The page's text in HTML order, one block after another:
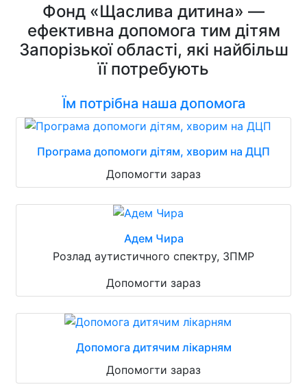
Фонд «Щаслива дитина» —
ефективна допомога тим дітям
Запорізької області, які найбільш
її потребують
Їм потрібна наша допомога
Програма допомоги дітям, хворим на ДЦП
Допомогти зараз
Адем Чира
Розлад аутистичного спектру, ЗПМР
Допомогти зараз
Допомога дитячим лікарням
Допомогти зараз